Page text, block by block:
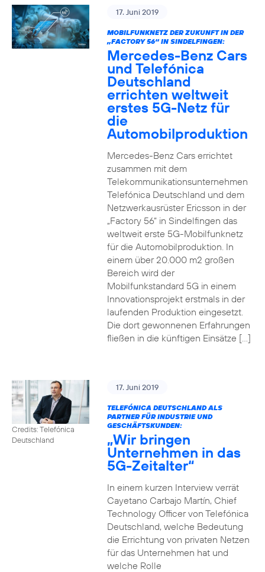
17. Juni 2019
MOBILFUNKNETZ DER ZUKUNFT IN DER
„FACTORY 56“ IN SINDELFINGEN:
Mercedes-Benz Cars
und Telefónica
Deutschland
errichten weltweit
erstes 5G-Netz für
die
Automobilproduktion
Mercedes-Benz Cars errichtet
zusammen mit dem
Telekommunikationsunternehmen
Telefónica Deutschland und dem
Netzwerkausrüster Ericsson in der
„Factory 56“ in Sindelfingen das
weltweit erste 5G-Mobilfunknetz
für die Automobilproduktion. In
einem über 20.000 m2 großen
Bereich wird der
Mobilfunkstandard 5G in einem
Innovationsprojekt erstmals in der
laufenden Produktion eingesetzt.
Die dort gewonnenen Erfahrungen
fließen in die künftigen Einsätze […]
Credits: Telefónica
Deutschland
17. Juni 2019
TELEFÓNICA DEUTSCHLAND ALS
PARTNER FÜR INDUSTRIE UND
GESCHÄFTSKUNDEN:
„Wir bringen
Unternehmen in das
5G-Zeitalter“
In einem kurzen Interview verrät
Cayetano Carbajo Martín, Chief
Technology Officer von Telefónica
Deutschland, welche Bedeutung
die Errichtung von privaten Netzen
für das Unternehmen hat und
welche Rolle